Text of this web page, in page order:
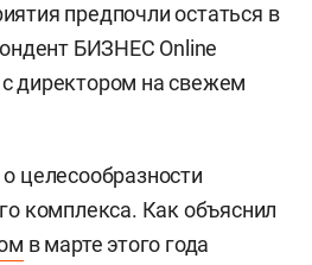
предпочли остаться в
БИЗНЕС Online
директором на свежем
целесообразности
комплекса. Как объяснил
в марте этого года